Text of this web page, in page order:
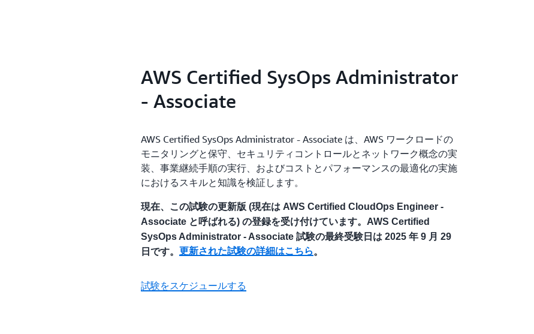
AWS Certified SysOps Administrator
- Associate
AWS Certified SysOps Administrator - Associate は、AWS ワークロードの
モニタリングと保守、セキュリティコントロールとネットワーク概念の実
装、事業継続手順の実行、およびコストとパフォーマンスの最適化の実施
におけるスキルと知識を検証します。
現在、この試験の更新版 (現在は AWS Certified CloudOps Engineer -
Associate と呼ばれる) の登録を受け付けています。AWS Certified
SysOps Administrator - Associate 試験の最終受験日は 2025 年 9 月 29
日です。 更新された試験の詳細はこちら。
試験をスケジュールする